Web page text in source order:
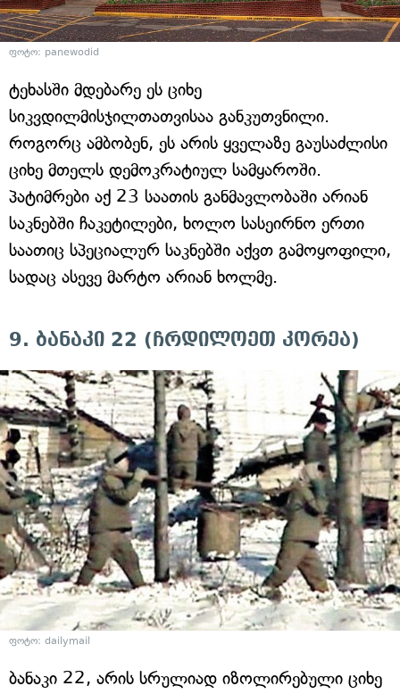
ფოტო: panewodid
ტეხასში მდებარე ეს ციხე
სიკვდილმისჯილთათვისაა განკუთვნილი.
როგორც ამბობენ, ეს არის ყველაზე გაუსაძლისი
ციხე მთელს დემოკრატიულ სამყაროში.
პატიმრები აქ 23 საათის განმავლობაში არიან
საკნებში ჩაკეტილები, ხოლო სასეირნო ერთი
საათიც სპეციალურ საკნებში აქვთ გამოყოფილი,
სადაც ასევე მარტო არიან ხოლმე.
9. ბანაკი 22 (ჩრდილოეთ კორეა)
ფოტო: dailymail
ბანაკი 22, არის სრულიად იზოლირებული ციხე